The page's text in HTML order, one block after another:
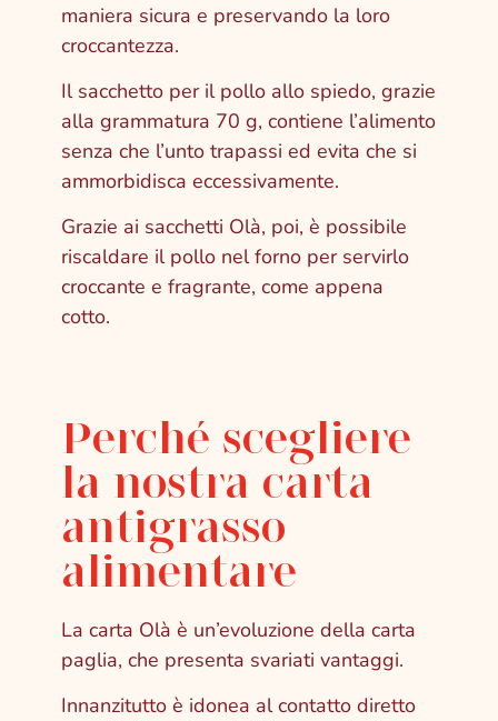
maniera sicura e preservando la loro
croccantezza.
Il sacchetto per il pollo allo spiedo, grazie
alla grammatura 70 g, contiene l’alimento
senza che l’unto trapassi ed evita che si
ammorbidisca eccessivamente.
Grazie ai sacchetti Olà, poi, è possibile
riscaldare il pollo nel forno per servirlo
croccante e fragrante, come appena
cotto.
Perché scegliere
la nostra carta
antigrasso
alimentare
La carta Olà è un’evoluzione della carta
paglia, che presenta svariati vantaggi.
Innanzitutto è idonea al contatto diretto